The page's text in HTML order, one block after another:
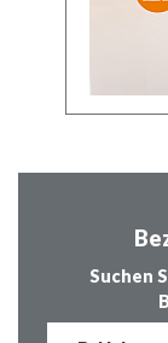
Suchen